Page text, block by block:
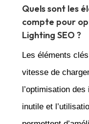
Quels sont les
compte pour
Lighting SEO ?
Les éléments
vitesse de
l’optimisation
inutile et